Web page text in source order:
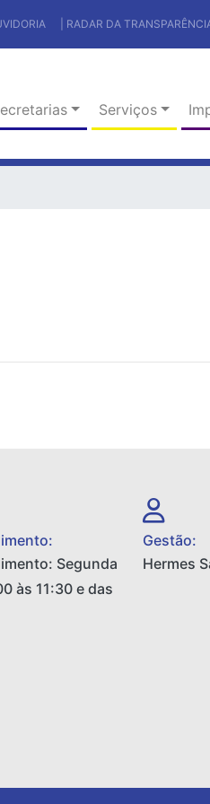
| RADAR DA
Serviços
Segunda
às 11:30 e das
Gestão:
Hermes